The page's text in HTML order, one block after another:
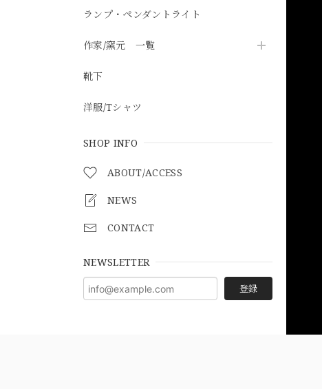
ランプ・ペンダントライト
作家/窯元 一覧
靴下
洋服/Tシャツ
SHOP INFO
ABOUT/ACCESS
NEWS
CONTACT
NEWSLETTER
登録